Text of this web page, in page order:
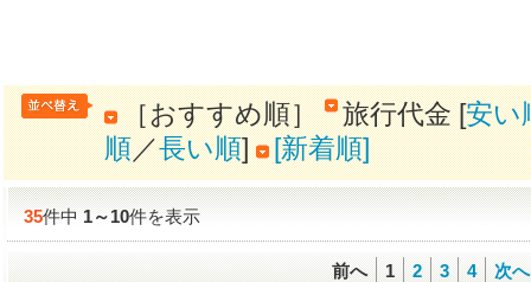
［おすすめ順］ 旅行代金 [安い
順／長い順] [新着順]
35件中1～10件を表示
前へ 1 2 3 4 次へ